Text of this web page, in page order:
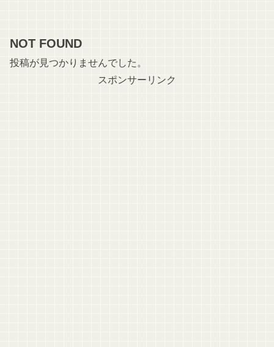
NOT FOUND
投稿が見つかりませんでした。
スポンサーリンク